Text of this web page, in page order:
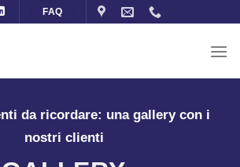
FAQ
da ricordare: una gallery con i
nostri clienti